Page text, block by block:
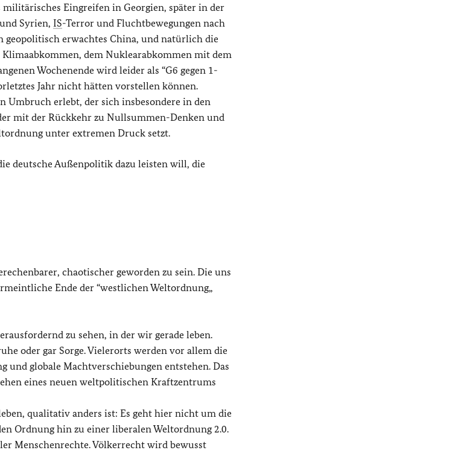
militärisches Eingreifen in Georgien, später in der
Syrien, IS-Terror und Fluchtbewegungen nach
geopolitisch erwachtes China, und natürlich die
dem Nuklearabkommen mit dem
Wochenende wird leider als “G6 gegen 1-
Jahr nicht hätten vorstellen können.
Umbruch erlebt, der sich insbesondere in den
mit der Rückkehr zu Nullsummen-Denken und
unter extremen Druck setzt.
deutsche Außenpolitik dazu leisten will, die
chaotischer geworden zu sein. Die uns
Ende der “westlichen Weltordnung„
zu sehen, in der wir gerade leben.
oder gar Sorge. Vielerorts werden vor allem die
und globale Machtverschiebungen entstehen. Das
eines neuen weltpolitischen Kraftzentrums
qualitativ anders ist: Es geht hier nicht um die
Ordnung hin zu einer liberalen Weltordnung 2.0.
Menschenrechte. Völkerrecht wird bewusst